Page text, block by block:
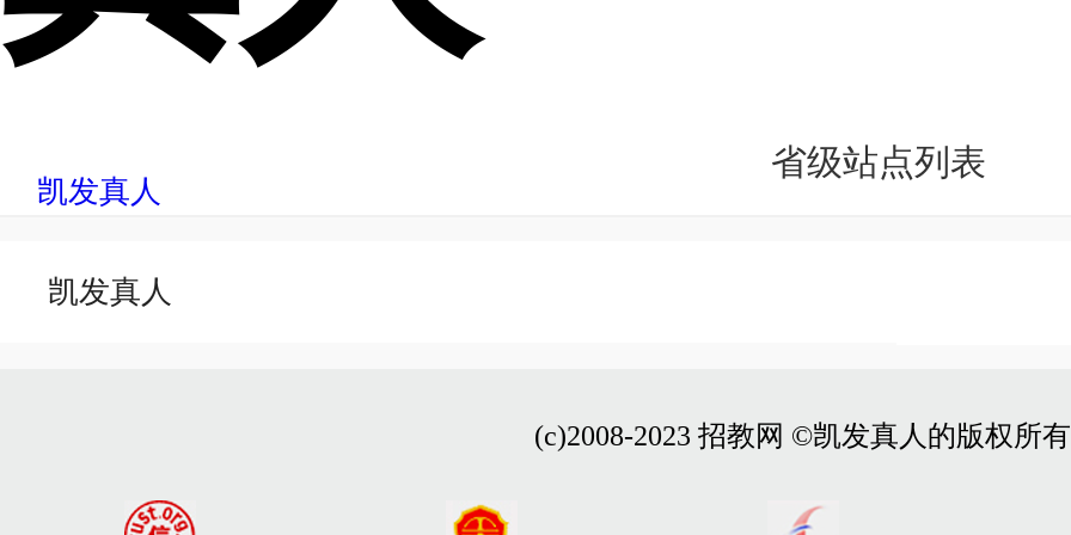
省级站点列表
凯发真人
凯发真人
(c)2008-2023 招教网 ©凯发真人的版权所有